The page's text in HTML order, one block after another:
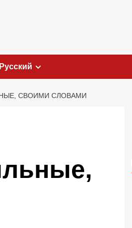
Русский
СВОИМИ СЛОВАМИ